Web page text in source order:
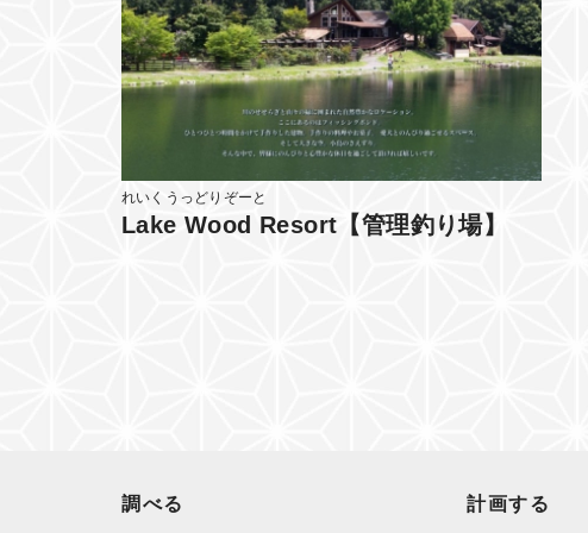
れいくうっどりぞーと
Lake Wood Resort【管理釣り場】
調べる 計画する